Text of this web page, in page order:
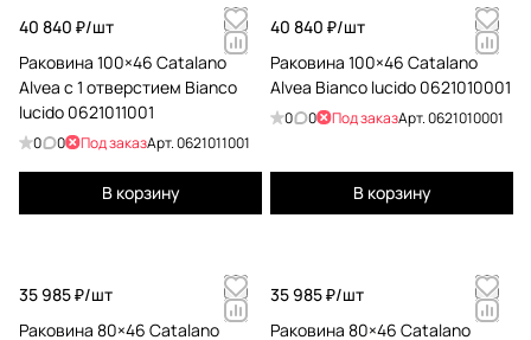
40 840 ₽/шт
Раковина 100×46 Catalano
Alvea с 1 отверстием Bianco
lucido 0621011001
0 0 Под заказАрт.0621011001
В корзину
40 840 ₽/шт
Раковина 100×46 Catalano
Alvea Bianco lucido 0621010001
0 0 Под заказАрт.0621010001
В корзину
35 985 ₽/шт
Раковина 80×46 Catalano
35 985 ₽/шт
Раковина 80×46 Catalano